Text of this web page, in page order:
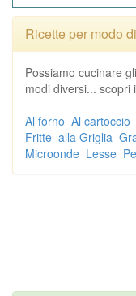
Ricette per modo
Possiamo cucinare
modi diversi... scopri
Al forno Al cartoccio
Fritte alla Griglia
Microonde Lesse